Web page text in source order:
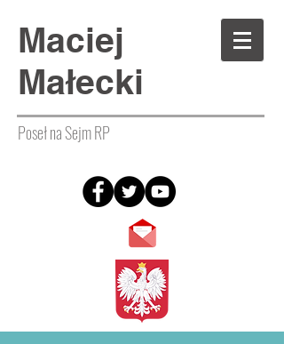
Maciej
Małecki
Poseł na Sejm RP